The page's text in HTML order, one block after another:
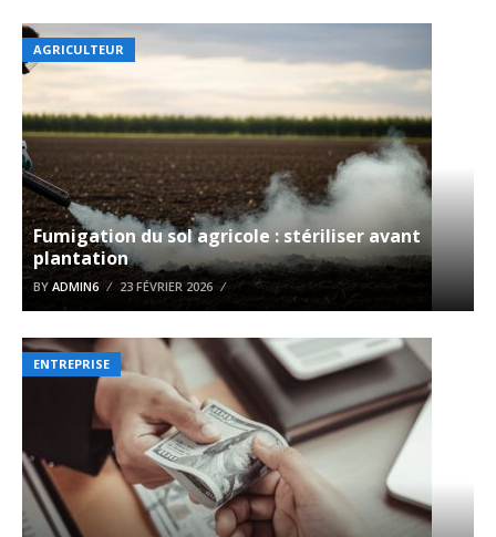
AGRICULTEUR
Fumigation du sol agricole : stériliser avant
plantation
BY ADMIN6 23 FÉVRIER 2026
ENTREPRISE